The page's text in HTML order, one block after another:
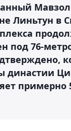
Линьтун в
под 76-
династии
примерно